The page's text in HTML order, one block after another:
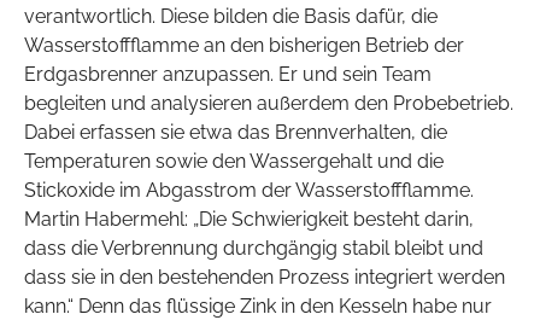
verantwortlich. Diese bilden die Basis dafür, die
Wasserstoffflamme an den bisherigen Betrieb der
Erdgasbrenner anzupassen. Er und sein Team
begleiten und analysieren außerdem den Probebetrieb.
Dabei erfassen sie etwa das Brennverhalten, die
Temperaturen sowie den Wassergehalt und die
Stickoxide im Abgasstrom der Wasserstoffflamme.
Martin Habermehl: „Die Schwierigkeit besteht darin,
dass die Verbrennung durchgängig stabil bleibt und
dass sie in den bestehenden Prozess integriert werden
kann.“ Denn das flüssige Zink in den Kesseln habe nur